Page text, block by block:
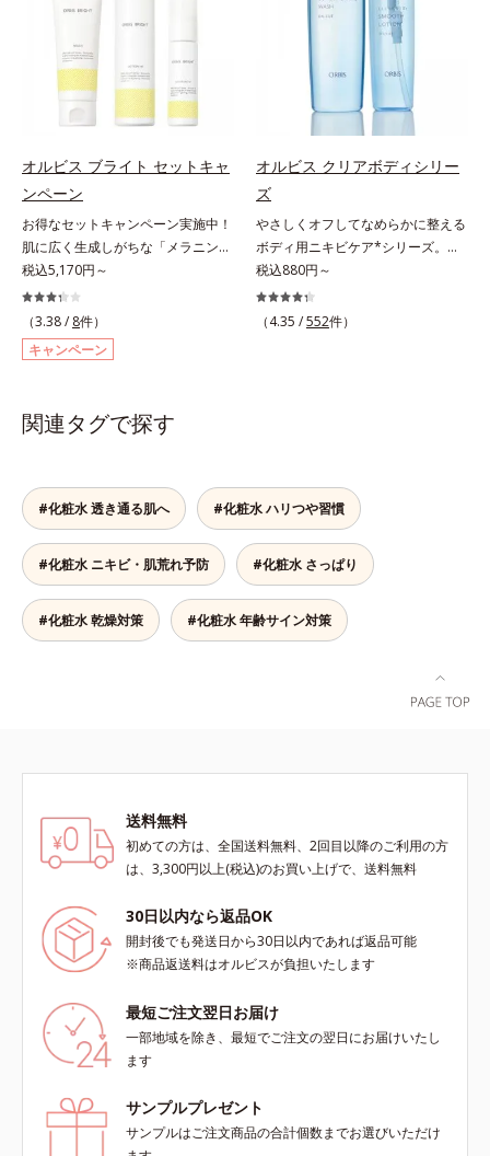
にうるおいを与え、うるおいに満ち
たハリツヤ肌へ導く保湿成分
方に皮膚刺激がおきないというわけ
ではありません※敏感肌対象パッチ
テスト済（すべての人に皮膚刺激が
おきないというわけではありませ
ん）※弱酸性
わりながらうるおいを与え、バリア
機能を維持。ニキビができにくい肌
を目指します。さらにビタミンC誘
導体(*3)と5種の整肌成分(*4)から成
る「ナノVCショットカプセル(*5)」
を配合。カプセルが浸透(*6)してか
て、高い浸透力(*6)と安定性を実
現。毛穴の目立ちをしっかりケア
(*7)して、ゆらぎやすいニキビ肌
を、みずみずしい清潔な垢抜け肌
(*1)へと導きます。たっぷりの保湿
成分で低刺激。敏感肌の方にもお使
いいただけます(*8)。L＝さっぱり
タイプ（ニキビのできやすい肌・超
脂性肌～普通肌）M＝しっとりタイ
去*2 キメの乱れによる*3 テトラ2-
シット、フィチン酸、ユズセラミ
ド、スフィンゴ糖脂質*5 テトラ2-
ヘキシルデカン酸アスコルビル、天
然ビタミンE、イノシット、フィチ
ン酸、ユズセラミド、スフィンゴ糖
脂質配合＝肌をなめらかに整える整
肌成分*6 角層まで*7 うるおいによ
ではありません）※弱酸性（ローシ
引き起こしていることがわかりまし
た。そこでオルビス ブライト シリ
ーズは「メラニンにじみ」に着目し
て「高圧処理ビタミンC(*7)」を採
用。肌奥(*6)まで浸透し、シミやソ
バカスの原因となるメラニンの生成
成分の「ブライトVCコンプレック
ス(*8)」が、透明感を阻害する原因
(*9)にアプローチします。さらに肌
表面のなめらかさやみずみずしさを
サポートするために、肌荒れ防止有
湿成分も配合し、透明感を包括的に
サポート。全方位ケアのアプローチ
生成を抑え、シミ・ソバカスを防ぐ
*3 うるおいにより透明感のある肌
ンの第三のルートに着目し、日本放
射線影響学会第53回大会で2010年
10月に初めて発表したこと*5 うる
おいによる*6 メラノサイトまで*7
L-アスコルビン酸 2-グルコシド、パ
ウダルコ樹皮エキス、油溶性甘草エ
オルビス ブライト セットキャ
ンペーン
お得なセットキャンペーン実施中！
肌に広く生成しがちな「メラニンに
じみ(*1)」の原因をブロック(*2)！
澄み渡る輝き透明肌(*3)へ。業界初
(*4)知見「メラニンの第三のルー
ト」である「横のひろがり」に着目
して、全方位から透明肌を目指すブ
をきっかけに、肌深く(*6)では「メ
透明感のなさなどの「面」での透明
感を阻害する原因を引き起こしてい
ることがわかりました。そこでオル
ビス ブライト シリーズは「メラニ
ンにじみ」に着目して「高圧処理ビ
タミンC(*7)」を採用。肌奥(*6)まで
浸透し、シミやソバカスの原因とな
みずみずしさをサポートするため
持続性、2種の保湿成分も配合し、
透明感を包括的にサポート。全方位
ケアのアプローチによって、肌本来
明肌を叶えます。L＝さっぱりタイ
プ（脂性肌～普通肌）M＝しっとり
タイプ（普通肌～乾性肌）*1 シ
こと*2 メラニンの生成を抑え、シ
ミ・ソバカスを防ぐ*3 うるおいに
よる透明感のある肌*4 日本化粧品
トに着目し、日本放射線影響学会第
53回大会で2010年10月に初めて発
表したこと*5 うるおいによる*6 メ
税込5,170円～
（3.38 / 8件）
キャンペーン
オルビス クリアボディシリー
ズ
やさしくオフしてなめらかに整える
ボディ用ニキビケア*シリーズ。背
中や胸元は皮脂が多く、意外とニキ
ビのできやすい部分です。顔と背中
では皮膚の厚みが違うから、すべす
浄料もローションも、肌へのやさし
さに配慮した無油分・無香料・無着
色。清涼成分のメントール配合で、
すっきり気持ちの良い使用感です。
* ニキビ・肌荒れを防ぐ
税込880円～
（4.35 /552件）
関連タグで探す
#化粧水 透き通る肌へ #化粧水 ハリつや習慣
#化粧水 ニキビ・肌荒れ予防 #化粧水 さっぱり
#化粧水 乾燥対策 #化粧水 年齢サイン対策
送料無料
初めての方は、全国送料無料、2回目以降のご利用の方
は、3,300円以上(税込)のお買い上げで、送料無料
30日以内なら返品OK
開封後でも発送日から30日以内であれば返品可能
※商品返送料はオルビスが負担いたします
最短ご注文翌日お届け
一部地域を除き、最短でご注文の翌日にお届けいたし
ます
サンプルプレゼント
サンプルはご注文商品の合計個数までお選びいただけ